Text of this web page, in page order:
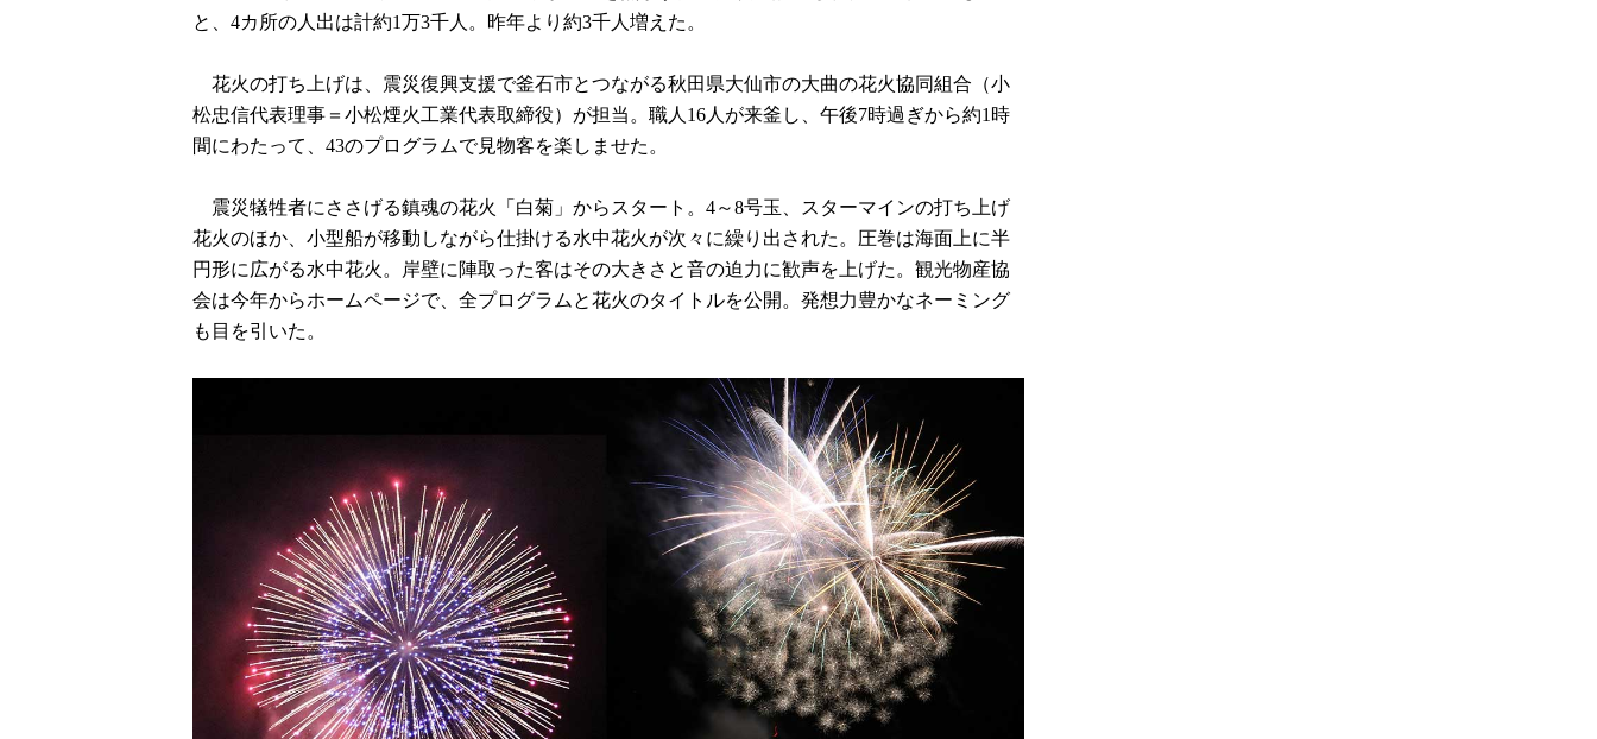
と、4カ所の人出は計約1万3千人。昨年より約3千人増えた。
花火の打ち上げは、震災復興支援で釜石市とつながる秋田県大仙市の大曲の花火協同組合（小
松忠信代表理事＝小松煙火工業代表取締役）が担当。職人16人が来釜し、午後7時過ぎから約1時
間にわたって、43のプログラムで見物客を楽しませた。
震災犠牲者にささげる鎮魂の花火「白菊」からスタート。4～8号玉、スターマインの打ち上げ
花火のほか、小型船が移動しながら仕掛ける水中花火が次々に繰り出された。圧巻は海面上に半
円形に広がる水中花火。岸壁に陣取った客はその大きさと音の迫力に歓声を上げた。観光物産協
会は今年からホームページで、全プログラムと花火のタイトルを公開。発想力豊かなネーミング
も目を引いた。